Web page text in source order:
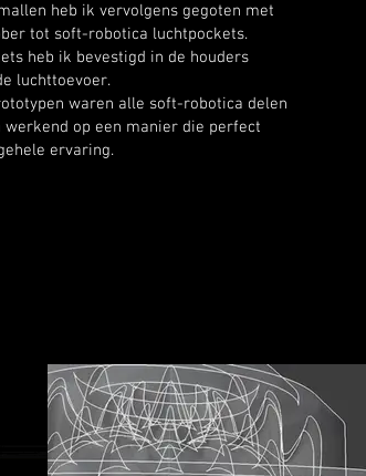
heb ik vervolgens gegoten met
tot soft-robotica luchtpockets.
heb ik bevestigd in de houders
luchttoevoer.
waren alle soft-robotica delen
werkend op een manier die perfect
ervaring.